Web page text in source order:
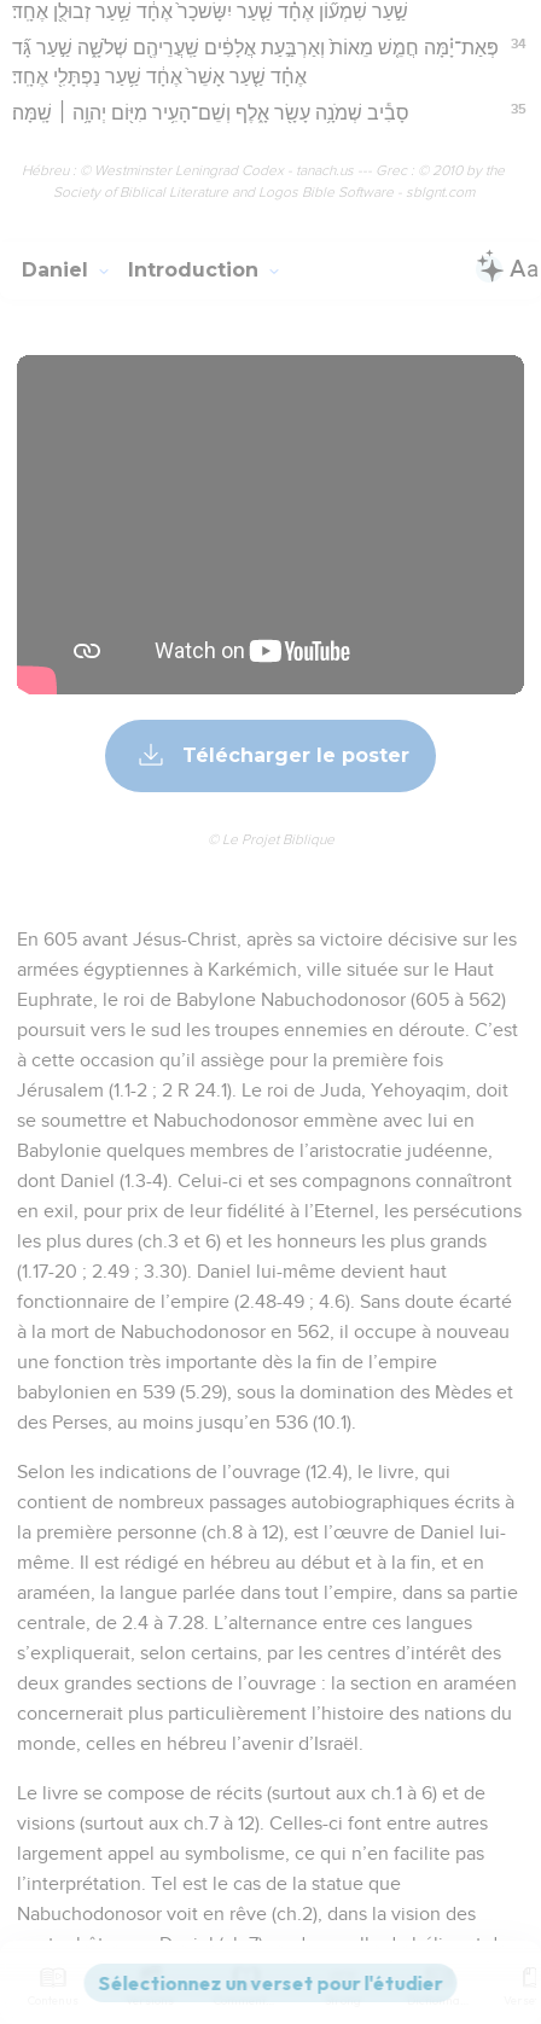
שַׁ֣עַר שִׁמְע֞וֹן אֶחָ֗ד שַׁ֤עַר יִשָּׂשכָר֙ אֶחָ֔ד שַׁ֥עַר זְבוּלֻ֖ן אֶחָֽד׃
34
פְּאַת־יָ֗מָּה חֲמֵ֤שׁ מֵאוֹת֙ וְאַרְבַּ֣עַת אֲלָפִ֔ים שַֽׁעֲרֵיהֶ֖ם שְׁלֹשָׁ֑ה שַׁ֣עַר גָּ֞ד
אֶחָ֗ד שַׁ֤עַר אָשֵׁר֙ אֶחָ֔ד שַׁ֥עַר נַפְתָּלִ֖י אֶחָֽד׃
35 סָבִ֕יב שְׁמֹנָ֥ה עָשָׂ֖ר אָ֑לֶף וְשֵׁם־הָעִ֥יר מִיּ֖וֹם יְהוָ֥ה ׀ שָֽׁמָּה׃
Hébreu : © Westminster Leningrad Codex - tanach.us --- Grec : © 2010 by the
Society of Biblical Literature and Logos Bible Software - sblgnt.com
Daniel Introduction
Télécharger le poster
© Le Projet Biblique
En 605 avant Jésus-Christ, après sa victoire décisive sur les
armées égyptiennes à Karkémich, ville située sur le Haut
Euphrate, le roi de Babylone Nabuchodonosor (605 à 562)
poursuit vers le sud les troupes ennemies en déroute. C’est
à cette occasion qu’il assiège pour la première fois
Jérusalem (1.1-2 ; 2 R 24.1). Le roi de Juda, Yehoyaqim, doit
se soumettre et Nabuchodonosor emmène avec lui en
Babylonie quelques membres de l’aristocratie judéenne,
dont Daniel (1.3-4). Celui-ci et ses compagnons connaîtront
en exil, pour prix de leur fidélité à l’Eternel, les persécutions
les plus dures (ch.3 et 6) et les honneurs les plus grands
(1.17-20 ; 2.49 ; 3.30). Daniel lui-même devient haut
fonctionnaire de l’empire (2.48-49 ; 4.6). Sans doute écarté
à la mort de Nabuchodonosor en 562, il occupe à nouveau
une fonction très importante dès la fin de l’empire
babylonien en 539 (5.29), sous la domination des Mèdes et
des Perses, au moins jusqu’en 536 (10.1).
Selon les indications de l’ouvrage (12.4), le livre, qui
contient de nombreux passages autobiographiques écrits à
la première personne (ch.8 à 12), est l’œuvre de Daniel lui-
même. Il est rédigé en hébreu au début et à la fin, et en
araméen, la langue parlée dans tout l’empire, dans sa partie
centrale, de 2.4 à 7.28. L’alternance entre ces langues
s’expliquerait, selon certains, par les centres d’intérêt des
deux grandes sections de l’ouvrage : la section en araméen
concernerait plus particulièrement l’histoire des nations du
monde, celles en hébreu l’avenir d’Israël.
Le livre se compose de récits (surtout aux ch.1 à 6) et de
visions (surtout aux ch.7 à 12). Celles-ci font entre autres
largement appel au symbolisme, ce qui n’en facilite pas
l’interprétation. Tel est le cas de la statue que
Nabuchodonosor voit en rêve (ch.2), dans la vision des
quatre bêtes par Daniel (ch.7) ou dans celle du bélier et du
bouc (ch.8). Les nombres eux aussi ont une portée
symbolique (9.24-27 ; 12.7-13) et demandent à être
Versions Commentaires Strong